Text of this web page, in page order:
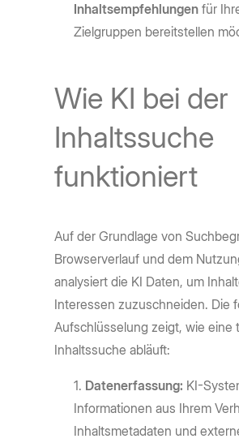
Inhaltsempfehlungen für
Zielgruppen bereitstellen
Wie KI bei der
Inhaltssuche
funktioniert
Auf der Grundlage von
Browserverlauf und dem
analysiert die KI Daten, um
Interessen zuzuschneiden. Die
Aufschlüsselung zeigt, wie eine
Inhaltssuche abläuft:
Datenerfassung: KI-
Informationen aus Ihrem
Inhaltsmetadaten und